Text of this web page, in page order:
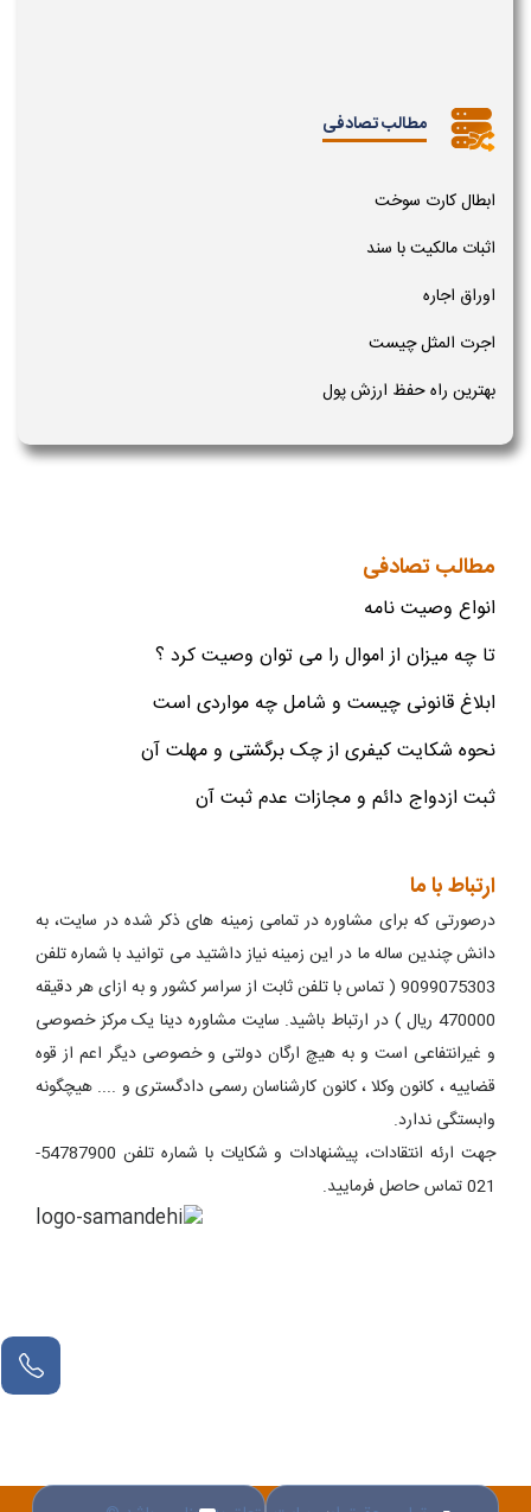
مطالب تصادفی
ابطال کارت سوخت
اثبات مالکیت با سند
اوراق اجاره
اجرت المثل چیست
بهترین راه حفظ ارزش پول
مطالب تصادفی
انواع وصیت نامه
تا چه میزان از اموال را می توان وصیت کرد ؟
ابلاغ قانونی چیست و شامل چه مواردی است
نحوه شکایت کیفری از چک برگشتی و مهلت آن
ثبت ازدواج دائم و مجازات عدم ثبت آن
ارتباط با ما
درصورتی که برای مشاوره در تمامی زمینه های ذکر شده در سایت، به
دانش چندین ساله ما در این زمینه نیاز داشتید می توانید با شماره تلفن
9099075303 ( تماس با تلفن ثابت از سراسر کشور و به ازای هر دقیقه
470000 ریال ) در ارتباط باشید. سایت مشاوره دینا یک مرکز خصوصی
و غیرانتفاعی است و به هیچ ارگان دولتی و خصوصی دیگر اعم از قوه
قضاییه ، کانون وکلا ، کانون کارشناسان رسمی دادگستری و .... هیچگونه
وابستگی ندارد.
جهت ارئه انتقادات، پیشنهادات و شکایات با شماره تلفن 54787900-
021 تماس حاصل فرمایید.